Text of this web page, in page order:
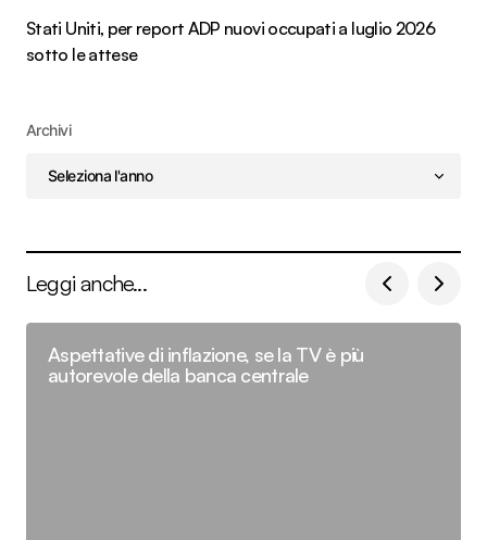
Stati Uniti, per report ADP nuovi occupati a luglio 2026
sotto le attese
Archivi
Leggi anche...
Aspettative di inflazione, se la TV è più
autorevole della banca centrale